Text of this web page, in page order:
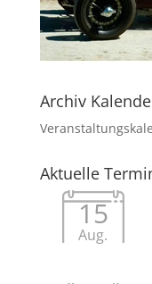
Archiv
Aktuelle
15
Aug.